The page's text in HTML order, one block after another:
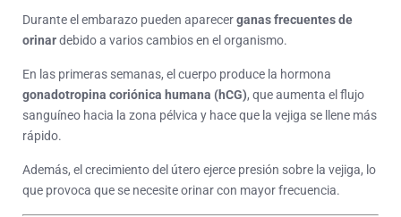
Durante el embarazo pueden aparecerganas frecuentes de
orinardebido a varios cambios en el organismo.
En las primeras semanas, el cuerpo produce la hormona
gonadotropina coriónica humana (hCG), que aumenta el flujo
sanguíneo hacia la zona pélvica y hace que la vejiga se llene más
rápido.
Además, el crecimiento del útero ejerce presión sobre la vejiga, lo
que provoca que se necesite orinar con mayor frecuencia.